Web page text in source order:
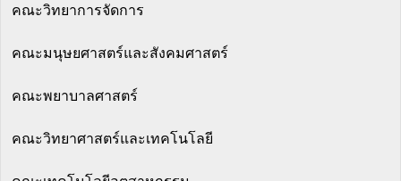
คณะวิทยาการจัดการ
คณะมนุษยศาสตร์และสังคมศาสตร์
คณะพยาบาลศาสตร์
คณะวิทยาศาสตร์และเทคโนโลยี